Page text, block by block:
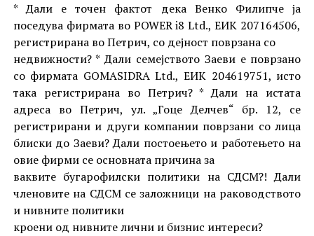
* Дали е точен фактот дека Венко Филипче ја
поседува фирмата во POWER i8 Ltd., ЕИК 207164506,
регистрирана во Петрич, со дејност поврзана со
недвижности? * Дали семејството Заеви е поврзано
со фирмата GOMASIDRA Ltd., ЕИК 204619751, исто
така регистрирана во Петрич? * Дали на истата
адреса во Петрич, ул. „Гоце Делчев“ бр. 12, се
регистрирани и други компании поврзани со лица
блиски до Заеви? Дали постоењето и работењето на
овие фирми се основната причина за
ваквите бугарофилски политики на СДСМ?! Дали
членовите на СДСМ се заложници на раководството
и нивните политики
кроени од нивните лични и бизнис интереси?